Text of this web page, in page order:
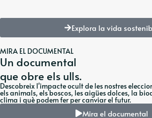
Explora la vida
MIRA EL DOCUMENTAL
Un documental
que obre els ulls.
Descobreix l'impacte ocult de les nostres
els animals, els boscos, les aigües dolces, la
clima i què podem fer per canviar el futur.
Mira el documental